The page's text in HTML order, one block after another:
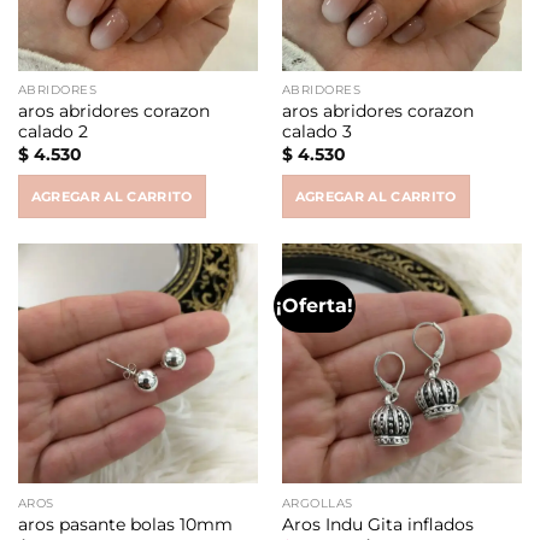
ABRIDORES
aros abridores corazon
calado 2
$4.530
AGREGAR AL CARRITO
ABRIDORES
aros abridores corazon
calado 3
$4.530
AGREGAR AL CARRITO
AROS
aros pasante bolas 10mm
¡Oferta!
ARGOLLAS
Aros Indu Gita inflados